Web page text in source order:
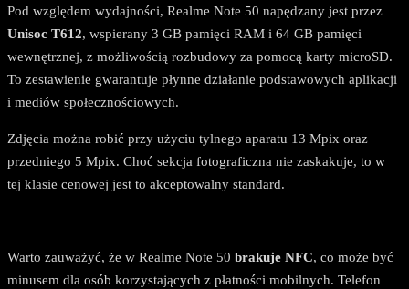
Pod względem wydajności, Realme Note 50 napędzany jest przez
Unisoc T612, wspierany 3 GB pamięci RAM i 64 GB pamięci
wewnętrznej, z możliwością rozbudowy za pomocą karty microSD.
To zestawienie gwarantuje płynne działanie podstawowych aplikacji
i mediów społecznościowych.
Zdjęcia można robić przy użyciu tylnego aparatu 13 Mpix oraz
przedniego 5 Mpix. Choć sekcja fotograficzna nie zaskakuje, to w
tej klasie cenowej jest to akceptowalny standard.
Warto zauważyć, że w Realme Note 50 brakuje NFC, co może być
minusem dla osób korzystających z płatności mobilnych. Telefon